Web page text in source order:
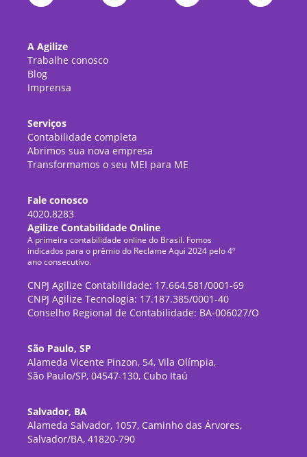
A Agilize
Trabalhe conosco
Blog
Imprensa
Serviços
Contabilidade completa
Abrimos sua nova empresa
Transformamos o seu MEI para ME
Fale conosco
4020.8283
Agilize Contabilidade Online
A primeira contabilidade online do Brasil. Fomos
indicados para o prêmio do Reclame Aqui 2024 pelo 4º
ano consecutivo.
CNPJ Agilize Contabilidade: 17.664.581/0001-69
CNPJ Agilize Tecnologia: 17.187.385/0001-40
Conselho Regional de Contabilidade: BA-006027/O
São Paulo, SP
Alameda Vicente Pinzon, 54, Vila Olímpia,
São Paulo/SP, 04547-130, Cubo Itaú
Salvador, BA
Alameda Salvador, 1057, Caminho das Árvores,
Salvador/BA, 41820-790